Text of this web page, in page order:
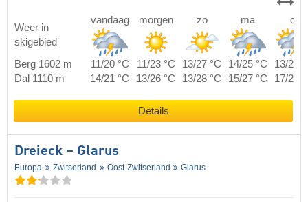
Weer in
skigebied
vandaag morgen zo ma di
Berg 1602 m 11/20 °C 11/23 °C 13/27 °C 14/25 °C
13/23
Dal 1110 m
14/21 °C 13/26 °C 13/28 °C 15/27 °C 17/24
Details
Dreieck – Glarus
Europa Zwitserland Oost-Zwitserland Glarus